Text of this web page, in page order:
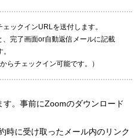
ックインURLを送付します。
、完了画面or自動返信メールに記載
らチェックイン可能です。）
。事前にZoomのダウンロード
時に受け取ったメール内のリンク